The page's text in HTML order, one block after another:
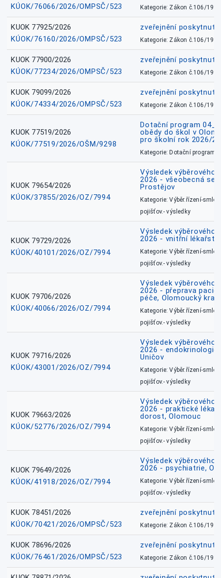
KÚOK/76066/2026/OMPSČ/523
Kategorie: Zákon č.106/1999
KUOK 77925/2026
KÚOK/76160/2026/OMPSČ/523
zveřejnění
Kategorie: Zákon č.106/1999
KUOK 77900/2026
KÚOK/77234/2026/OMPSČ/523
zveřejnění
Kategorie: Zákon č.106/1999
KUOK 79099/2026
KÚOK/74334/2026/OMPSČ/523
zveřejnění
Kategorie: Zákon č.106/1999
KUOK 77519/2026
KÚOK/77519/2026/OŠM/9298
Dotační program
obědy do škol v
pro školní rok 2026/
Kategorie: Dotační
KUOK 79654/2026
KÚOK/37855/2026/OZ/7994
Výsledek výběrového
2026 - všeobecná
Prostějov
Kategorie: Výběr.řízení-
pojišťov.- výsledky
KUOK 79729/2026
KÚOK/40101/2026/OZ/7994
Výsledek výběrového
2026 - vnitřní
Kategorie: Výběr.řízení-
pojišťov.- výsledky
KUOK 79706/2026
KÚOK/40066/2026/OZ/7994
Výsledek výběrového
2026 - přeprava
péče, Olomoucký kraj
Kategorie: Výběr.řízení-
pojišťov.- výsledky
KUOK 79716/2026
KÚOK/43001/2026/OZ/7994
Výsledek výběrového
2026 - endokrinologie
Uničov
Kategorie: Výběr.řízení-
pojišťov.- výsledky
KUOK 79663/2026
KÚOK/52776/2026/OZ/7994
Výsledek výběrového
2026 - praktické
dorost, Olomouc
Kategorie: Výběr.řízení-
pojišťov.- výsledky
KUOK 79649/2026
KÚOK/41918/2026/OZ/7994
Výsledek výběrového
2026 - psychiatrie,
Kategorie: Výběr.řízení-
pojišťov.- výsledky
KUOK 78451/2026
KÚOK/70421/2026/OMPSČ/523
zveřejnění
Kategorie: Zákon č.106/1999
KUOK 78696/2026
KÚOK/76461/2026/OMPSČ/523
zveřejnění
Kategorie: Zákon č.106/1999